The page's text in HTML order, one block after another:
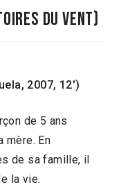
du vent)
2007, 12′)
de 5 ans
mère. En
de sa famille, il
la vie.